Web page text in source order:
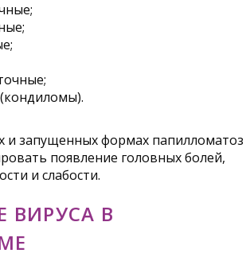
и запущенных формах папилломатоз
появление головных болей,
и слабости.
ВИРУСА В